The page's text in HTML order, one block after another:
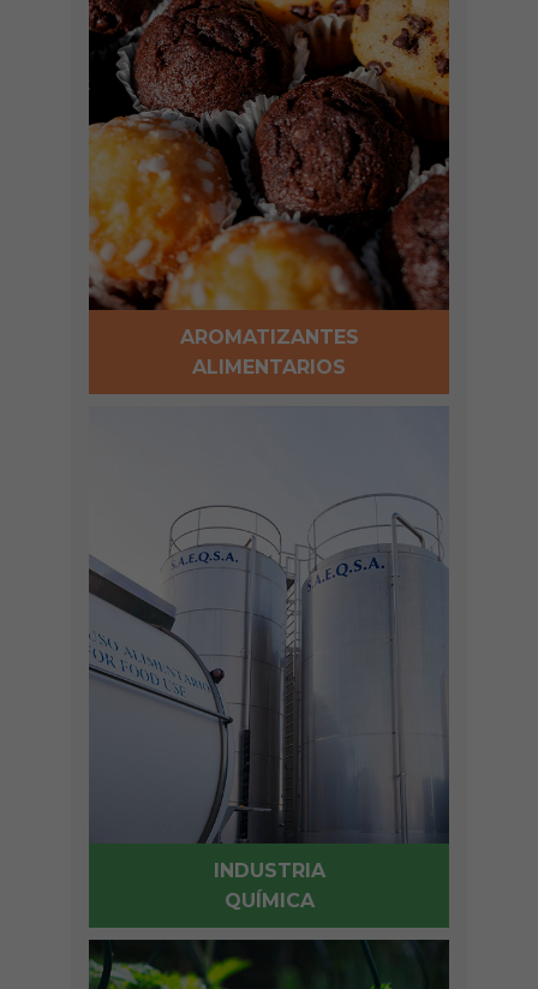
AROMATIZANTES
ALIMENTARIOS
INDUSTRIA
QUÍMICA